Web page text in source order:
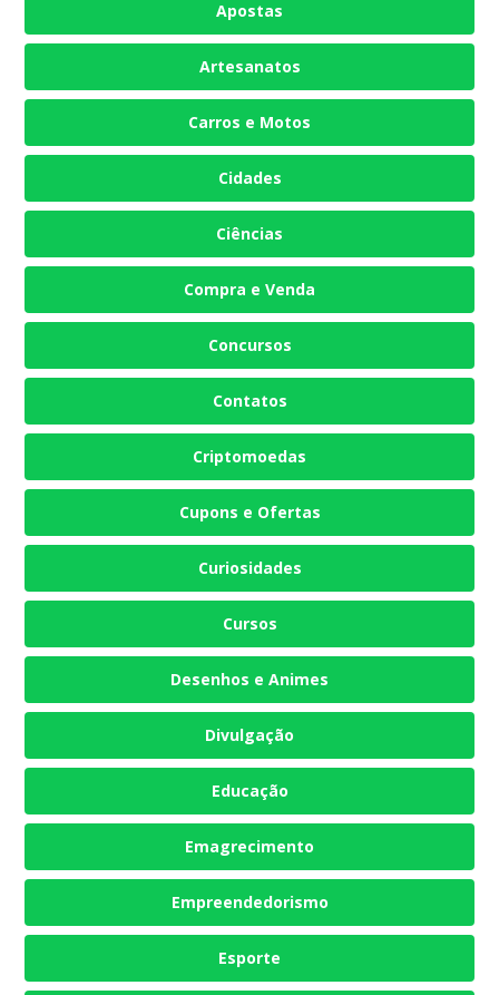
Apostas
Artesanatos
Carros e Motos
Cidades
Ciências
Compra e Venda
Concursos
Contatos
Criptomoedas
Cupons e Ofertas
Curiosidades
Cursos
Desenhos e Animes
Divulgação
Educação
Emagrecimento
Empreendedorismo
Esporte